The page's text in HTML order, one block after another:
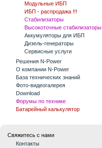
Модульные ИБП
ИБП - распродажа !!!
Стабилизаторы
Высокоточные стабилизаторы
Аккумуляторы для ИБП
Дизель-генераторы
Сервисные услуги
Решения N-Power
О компании N-Power
База технических знаний
Фото-видеогалерея
Download
Форумы по технике
Батарейный калькулятор
Свяжитесь с нами
Контакты